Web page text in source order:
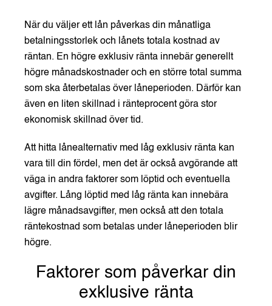
När du väljer ett lån påverkas din månatliga
betalningsstorlek och lånets totala kostnad av
räntan. En högre exklusiv ränta innebär generellt
högre månadskostnader och en större total summa
som ska återbetalas över låneperioden. Därför kan
även en liten skillnad i ränteprocent göra stor
ekonomisk skillnad över tid.
Att hitta lånealternativ med låg exklusiv ränta kan
vara till din fördel, men det är också avgörande att
väga in andra faktorer som löptid och eventuella
avgifter. Lång löptid med låg ränta kan innebära
lägre månadsavgifter, men också att den totala
räntekostnad som betalas under låneperioden blir
högre.
Faktorer som påverkar din
exklusive ränta